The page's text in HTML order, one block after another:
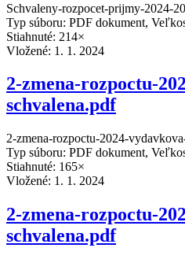
Schvaleny-rozpocet-prijmy-2024-
Typ súboru: PDF dokument,
Stiahnuté: 214×
Vložené: 1. 1. 2024
2-zmena-rozpoctu-
schvalena.pdf
2-zmena-rozpoctu-2024-
Typ súboru: PDF dokument,
Stiahnuté: 165×
Vložené: 1. 1. 2024
2-zmena-rozpoctu-
schvalena.pdf